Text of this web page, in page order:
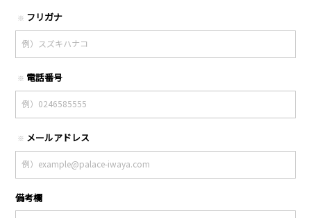
※ フリガナ
※ 電話番号
※ メールアドレス
備考欄